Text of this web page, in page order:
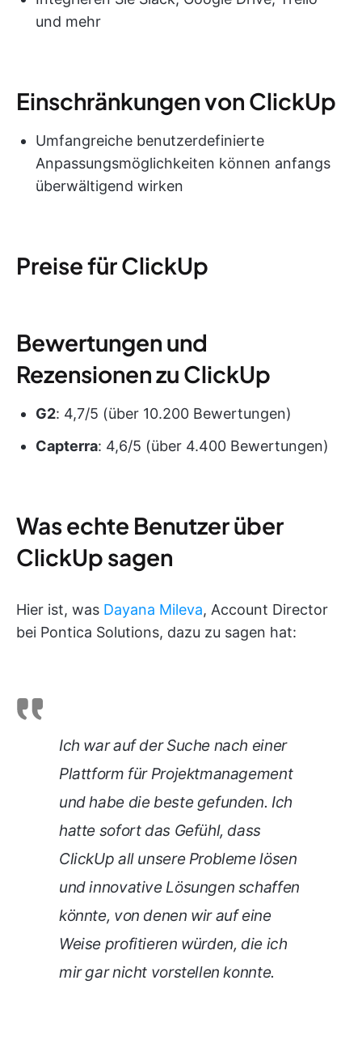
und mehr
Einschränkungen von ClickUp
Umfangreiche benutzerdefinierte
Anpassungsmöglichkeiten können anfangs
überwältigend wirken
Preise für ClickUp
Bewertungen und
Rezensionen zu ClickUp
G2: 4,7/5 (über 10.200 Bewertungen)
Capterra: 4,6/5 (über 4.400 Bewertungen)
Was echte Benutzer über
ClickUp sagen
Hier ist, was Dayana Mileva, Account Director
bei Pontica Solutions, dazu zu sagen hat:
Ich war auf der Suche nach einer
Plattform für Projektmanagement
und habe die beste gefunden. Ich
hatte sofort das Gefühl, dass
ClickUp all unsere Probleme lösen
und innovative Lösungen schaffen
könnte, von denen wir auf eine
Weise profitieren würden, die ich
mir gar nicht vorstellen konnte.